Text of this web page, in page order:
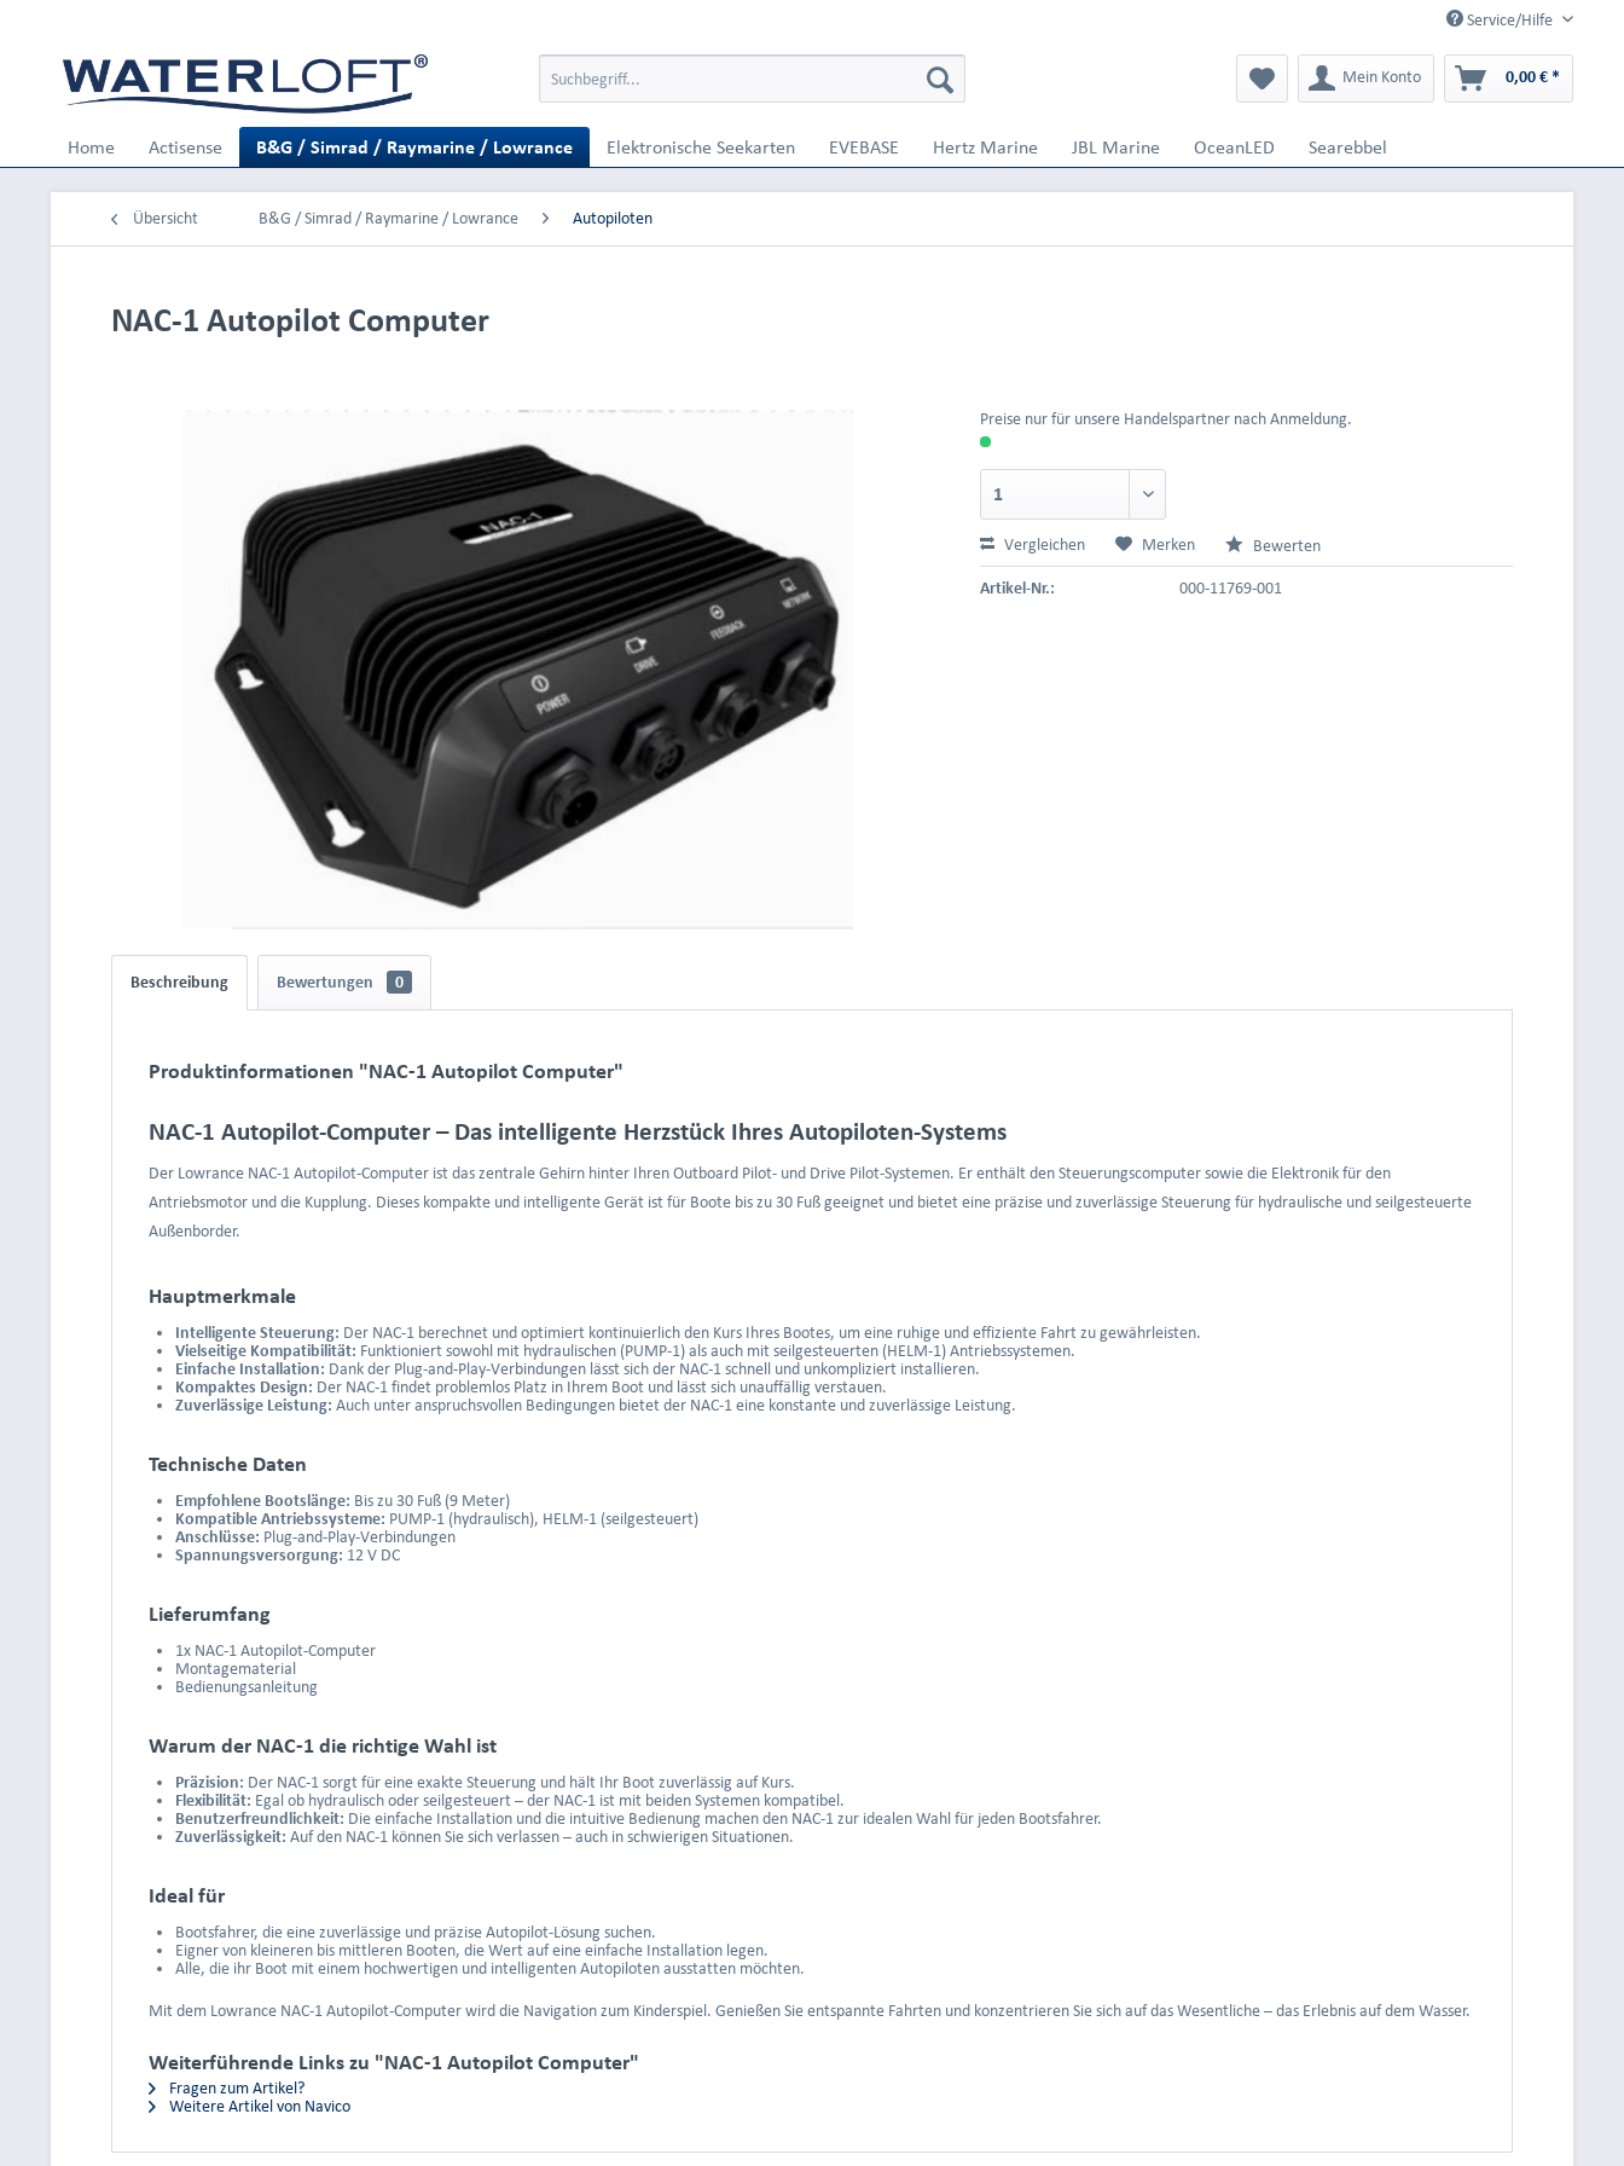
Service/Hilfe
Mein Konto 0,00 € *
Home Actisense B&G / Simrad / Raymarine / Lowrance Elektronische Seekarten EVEBASE Hertz Marine JBL Marine OceanLED Searebbel
Übersicht B&G / Simrad / Raymarine / Lowrance Autopiloten
NAC-1 Autopilot Computer
Preise nur für unsere Handelspartner nach Anmeldung.
Vergleichen Merken Bewerten
Artikel-Nr.: 000-11769-001
Beschreibung Bewertungen 0
Produktinformationen "NAC-1 Autopilot Computer"
NAC-1 Autopilot-Computer – Das intelligente Herzstück Ihres Autopiloten-Systems
Der Lowrance NAC-1 Autopilot-Computer ist das zentrale Gehirn hinter Ihren Outboard Pilot- und Drive Pilot-Systemen. Er enthält den Steuerungscomputer sowie die Elektronik für den
Antriebsmotor und die Kupplung. Dieses kompakte und intelligente Gerät ist für Boote bis zu 30 Fuß geeignet und bietet eine präzise und zuverlässige Steuerung für hydraulische und seilgesteuerte
Außenborder.
Hauptmerkmale
Intelligente Steuerung: Der NAC-1 berechnet und optimiert kontinuierlich den Kurs Ihres Bootes, um eine ruhige und effiziente Fahrt zu gewährleisten.
Vielseitige Kompatibilität: Funktioniert sowohl mit hydraulischen (PUMP-1) als auch mit seilgesteuerten (HELM-1) Antriebssystemen.
Einfache Installation: Dank der Plug-and-Play-Verbindungen lässt sich der NAC-1 schnell und unkompliziert installieren.
Kompaktes Design: Der NAC-1 findet problemlos Platz in Ihrem Boot und lässt sich unauffällig verstauen.
Zuverlässige Leistung: Auch unter anspruchsvollen Bedingungen bietet der NAC-1 eine konstante und zuverlässige Leistung.
Technische Daten
Empfohlene Bootslänge: Bis zu 30 Fuß (9 Meter)
Kompatible Antriebssysteme: PUMP-1 (hydraulisch), HELM-1 (seilgesteuert)
Anschlüsse: Plug-and-Play-Verbindungen
Spannungsversorgung: 12 V DC
Lieferumfang
1x NAC-1 Autopilot-Computer
Montagematerial
Bedienungsanleitung
Warum der NAC-1 die richtige Wahl ist
Präzision: Der NAC-1 sorgt für eine exakte Steuerung und hält Ihr Boot zuverlässig auf Kurs.
Flexibilität: Egal ob hydraulisch oder seilgesteuert – der NAC-1 ist mit beiden Systemen kompatibel.
Benutzerfreundlichkeit: Die einfache Installation und die intuitive Bedienung machen den NAC-1 zur idealen Wahl für jeden Bootsfahrer.
Zuverlässigkeit: Auf den NAC-1 können Sie sich verlassen – auch in schwierigen Situationen.
Ideal für
Bootsfahrer, die eine zuverlässige und präzise Autopilot-Lösung suchen.
Eigner von kleineren bis mittleren Booten, die Wert auf eine einfache Installation legen.
Alle, die ihr Boot mit einem hochwertigen und intelligenten Autopiloten ausstatten möchten.
Mit dem Lowrance NAC-1 Autopilot-Computer wird die Navigation zum Kinderspiel. Genießen Sie entspannte Fahrten und konzentrieren Sie sich auf das Wesentliche – das Erlebnis auf dem Wasser.
Weiterführende Links zu "NAC-1 Autopilot Computer"
Fragen zum Artikel?
Weitere Artikel von Navico